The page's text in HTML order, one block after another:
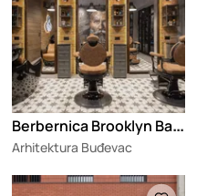
B
erbernica Brooklyn Barber
Arhitektura Buđevac
Loading